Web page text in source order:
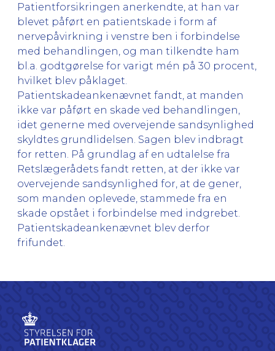
Patientforsikringen anerkendte, at han var
blevet påført en patientskade i form af
nervepåvirkning i venstre ben i forbindelse
med behandlingen, og man tilkendte ham
bl.a. godtgørelse for varigt mén på 30 procent,
hvilket blev påklaget.
Patientskadeankenævnet fandt, at manden
ikke var påført en skade ved behandlingen,
idet generne med overvejende sandsynlighed
skyldtes grundlidelsen. Sagen blev indbragt
for retten. På grundlag af en udtalelse fra
Retslægerådets fandt retten, at der ikke var
overvejende sandsynlighed for, at de gener,
som manden oplevede, stammede fra en
skade opstået i forbindelse med indgrebet.
Patientskadeankenævnet blev derfor
frifundet.